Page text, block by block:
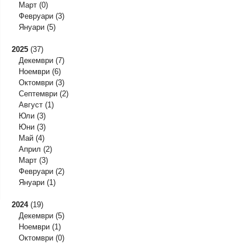
Март (0)
Февруари (3)
Януари (5)
2025 (37)
Декември (7)
Ноември (6)
Октомври (3)
Септември (2)
Август (1)
Юли (3)
Юни (3)
Май (4)
Април (2)
Март (3)
Февруари (2)
Януари (1)
2024(19)
Декември (5)
Ноември (1)
Октомври (0)